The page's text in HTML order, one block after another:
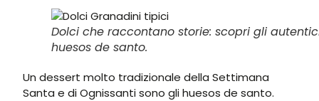
Dolci che raccontano storie: scopri gli
huesos de santo.
Un dessert molto tradizionale della Settimana
Santa e di Ognissanti sono gli huesos de santo.